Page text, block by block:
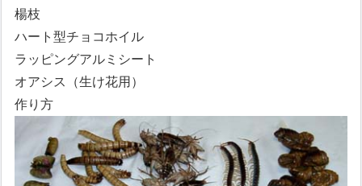
楊枝
ハート型チョコホイル
ラッピングアルミシート
オアシス（生け花用）
作り方